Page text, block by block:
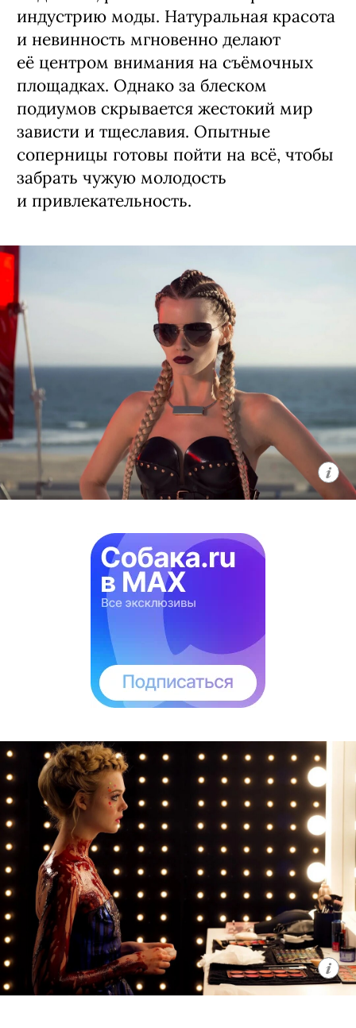
индустрию моды. Натуральная красота
и невинность мгновенно делают
её центром внимания на съёмочных
площадках. Однако за блеском
подиумов скрывается жестокий мир
зависти и тщеславия. Опытные
соперницы готовы пойти на всё, чтобы
забрать чужую молодость
и привлекательность.